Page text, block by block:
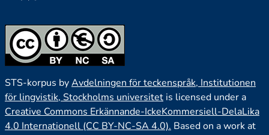
STS-korpus byAvdelningen för teckenspråk, Institutionen
för lingvistik, Stockholms universitet is licensed under a
Creative Commons Erkännande-IckeKommersiell-DelaLika
4.0 Internationell (CC BY-NC-SA 4.0). Based on a work at